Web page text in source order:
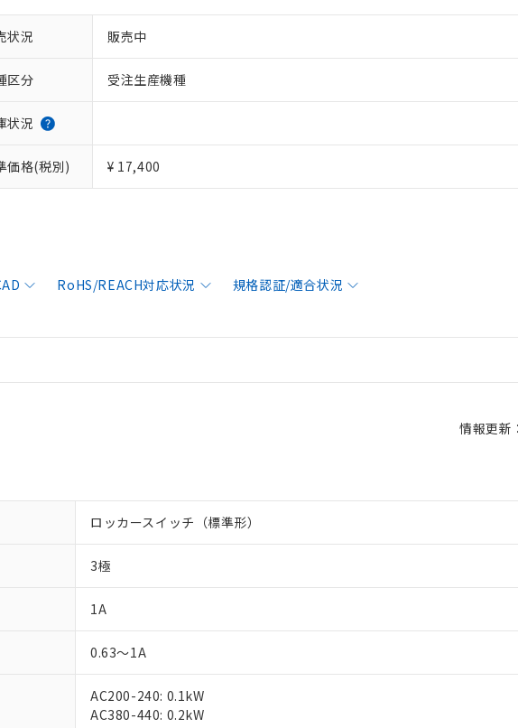
状況 販売中
区分 受注生産機種
状況
価格(税別) ¥ 17,400
RoHS/REACH対応状況 規格認証/適合状況
情報更
ロッカースイッチ（標準形）
3極
1A
0.63～1A
AC200-240: 0.1kW
AC380-440: 0.2kW